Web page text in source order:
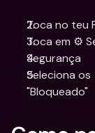
Toca no teu
Toca em ⚙️
Segurança
Seleciona
"Bloqueado"